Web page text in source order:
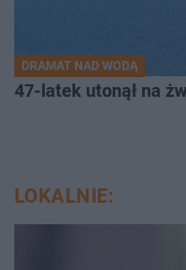
DRAMAT NAD WODĄ
47-latek utonął na
LOKALNIE: